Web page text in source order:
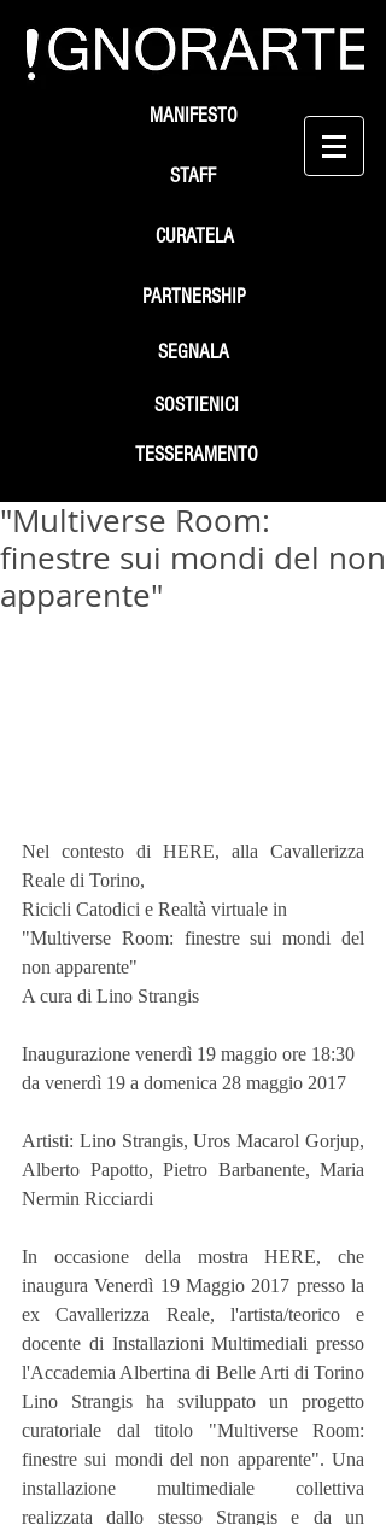
STAFF
SEGNALA
SOSTIENICI
MANIFESTO
PARTNERSHIP
TESSERAMENTO
CURATELA
"Multiverse Room:
finestre sui mondi del non
apparente"
Nel contesto di HERE, alla Cavallerizza
Reale di Torino,
Ricicli Catodici e Realtà virtuale in
"Multiverse Room: finestre sui mondi del
non apparente"
A cura di Lino Strangis
Inaugurazione venerdì 19 maggio ore 18:30
da venerdì 19 a domenica 28 maggio 2017
Artisti: Lino Strangis, Uros Macarol Gorjup,
Alberto Papotto, Pietro Barbanente, Maria
Nermin Ricciardi
In occasione della mostra HERE, che
inaugura Venerdì 19 Maggio 2017 presso la
ex Cavallerizza Reale, l'artista/teorico e
docente di Installazioni Multimediali presso
l'Accademia Albertina di Belle Arti di Torino
Lino Strangis ha sviluppato un progetto
curatoriale dal titolo "Multiverse Room:
finestre sui mondi del non apparente". Una
installazione multimediale collettiva
realizzata dallo stesso Strangis e da un